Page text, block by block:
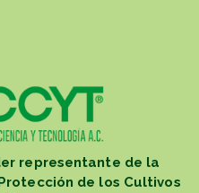
representante de la
de los Cultivos